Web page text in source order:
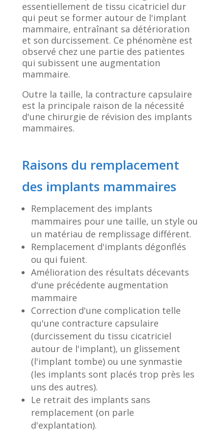
essentiellement de tissu cicatriciel dur
qui peut se former autour de l'implant
mammaire, entraînant sa détérioration
et son durcissement. Ce phénomène est
observé chez une partie des patientes
qui subissent une augmentation
mammaire.
Outre la taille, la contracture capsulaire
est la principale raison de la nécessité
d'une chirurgie de révision des implants
mammaires.
Raisons du remplacement
des implants mammaires
Remplacement des implants
mammaires pour une taille, un style ou
un matériau de remplissage différent.
Remplacement d'implants dégonflés
ou qui fuient.
Amélioration des résultats décevants
d'une précédente augmentation
mammaire
Correction d'une complication telle
qu'une contracture capsulaire
(durcissement du tissu cicatriciel
autour de l'implant), un glissement
(l'implant tombe) ou une synmastie
(les implants sont placés trop près les
uns des autres).
Le retrait des implants sans
remplacement (on parle
d'explantation).